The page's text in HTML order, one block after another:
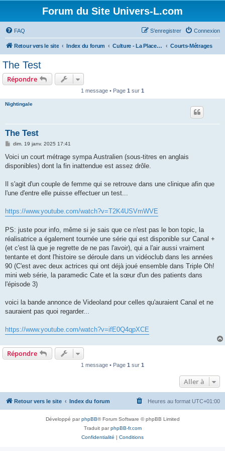
Forum du Site Univers-L.com
FAQ Connexion
S’enregistrer
Retour vers le site Index du forum Culture - La Place du Marché Courts-Métrages
The Test
Répondre
1 message • Page 1 sur 1
Nightingale
The Test
M
s
a
dim. 19 janv. 2025 17:41
Voici un court métrage sympa Australien (sous-titres en anglais
disponibles) dont la fin inattendue est assez drôle.
Il s'agit d'un couple de femme qui se retrouve dans une clinique afin que
l'une d'entre elle puisse effectuer un test...
https://www.youtube.com/watch?v=T2K4USVmWVE
PS: juste pour info, même si je sais que ce n'est pas le bon topic, la
réalisatrice a également tournée une série qui est disponible sur Canal +
(et c'est là que je regrette de ne pas l'avoir), qui a l'air aussi vraiment
tentante et dont l'histoire se déroule dans un vidéoclub dans les années
90 (C'est avec deux actrices qui ont déjà joué ensemble dans Triple Oh!
mini web série, la paramedic Cate et la sœur d'un des patients dans
l'épisode 3)
voici la bande annonce de Videoland pour celles qu'auraient Canal et ne
sauraient pas quoi regarder...
https://www.youtube.com/watch?v=ifE0Q4qpXCE
Répondre
1 message • Page 1 sur 1
Aller à
Retour vers le site Index du forum Heures au format UTC+01:00
Développé parphpBB® Forum Software © phpBB Limited
Traduit parphpBB-fr.com
Confidentialité | Conditions